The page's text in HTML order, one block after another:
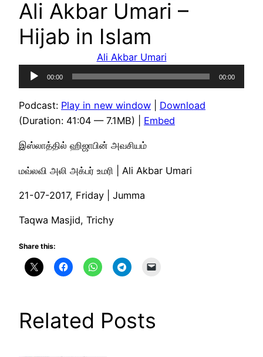
Ali Akbar Umari –
Hijab in Islam
Ali Akbar Umari
Audio
Player
00:00 00:00
Podcast: Play in new window
Download
(Duration: 41:04 — 7.1MB) | Embed
இஸ்லாத்தில் ஹிஜாபின் அவசியம்
மவ்லவி அலி அக்பர் உமரி | Ali Akbar Umari
21-07-2017, Friday | Jumma
Taqwa Masjid, Trichy
Share this:
Related Posts